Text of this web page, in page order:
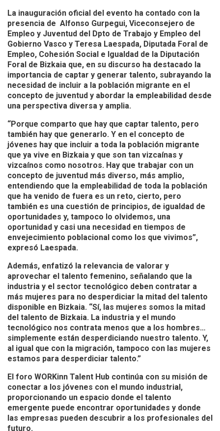
La inauguración oficial del evento ha contado con la
presencia de Alfonso Gurpegui, Viceconsejero de
Empleo y Juventud del Dpto de Trabajo y Empleo del
Gobierno Vasco y Teresa Laespada, Diputada Foral de
Empleo, Cohesión Social e Igualdad de la Diputación
Foral de Bizkaia que, en su discurso ha destacado la
importancia de captar y generar talento, subrayando la
necesidad de incluir a la población migrante en el
concepto de juventud y abordar la empleabilidad desde
una perspectiva diversa y amplia.
“Porque comparto que hay que captar talento, pero
también hay que generarlo. Y en el concepto de
jóvenes hay que incluir a toda la población migrante
que ya vive en Bizkaia y que son tan vizcaínas y
vizcaínos como nosotros. Hay que trabajar con un
concepto de juventud más diverso, más amplio,
entendiendo que la empleabilidad de toda la población
que ha venido de fuera es un reto, cierto, pero
también es una cuestión de principios, de igualdad de
oportunidades y, tampoco lo olvidemos, una
oportunidad y casi una necesidad en tiempos de
envejecimiento poblacional como los que vivimos”,
expresó Laespada.
Además, enfatizó la relevancia de valorar y
aprovechar el talento femenino, señalando que la
industria y el sector tecnológico deben contratar a
más mujeres para no desperdiciar la mitad del talento
disponible en Bizkaia. “Sí, las mujeres somos la mitad
del talento de Bizkaia. La industria y el mundo
tecnológico nos contrata menos que a los hombres…
simplemente están desperdiciando nuestro talento. Y,
al igual que con la migración, tampoco con las mujeres
estamos para desperdiciar talento.”
El foro WORKinn Talent Hub continúa con su misión de
conectar a los jóvenes con el mundo industrial,
proporcionando un espacio donde el talento
emergente puede encontrar oportunidades y donde
las empresas pueden descubrir a los profesionales del
futuro.